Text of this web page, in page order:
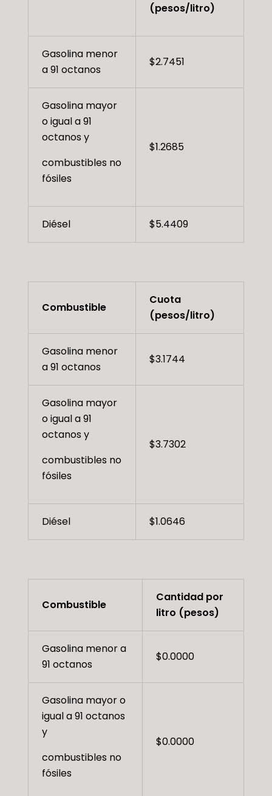
(pesos/litro)
Gasolina menor
a 91 octanos
$2.7451
Gasolina mayor
o igual a 91
octanos y
combustibles no
fósiles
$1.2685
Diésel $5.4409
Combustible
Cuota
(pesos/litro)
Gasolina menor
a 91 octanos
$3.1744
Gasolina mayor
o igual a 91
octanos y
combustibles no
fósiles
$3.7302
Diésel $1.0646
Combustible
Cantidad por
litro (pesos)
Gasolina menor a
91 octanos
$0.0000
Gasolina mayor o
igual a 91 octanos
y
combustibles no
fósiles
$0.0000